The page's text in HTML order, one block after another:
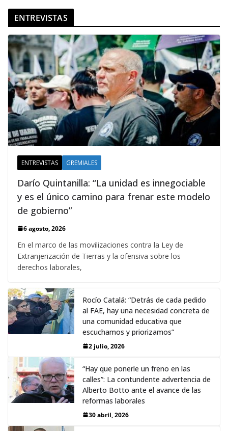
ENTREVISTAS
ENTREVISTAS GREMIALES
Darío Quintanilla: “La unidad es innegociable
y es el único camino para frenar este modelo
de gobierno”
6 agosto, 2026
En el marco de las movilizaciones contra la Ley de
Extranjerización de Tierras y la ofensiva sobre los
derechos laborales,
Rocío Catalá: “Detrás de cada pedido
al FAE, hay una necesidad concreta de
una comunidad educativa que
escuchamos y priorizamos”
2 julio, 2026
“Hay que ponerle un freno en las
calles”: La contundente advertencia de
Alberto Botto ante el avance de las
reformas laborales
30 abril, 2026